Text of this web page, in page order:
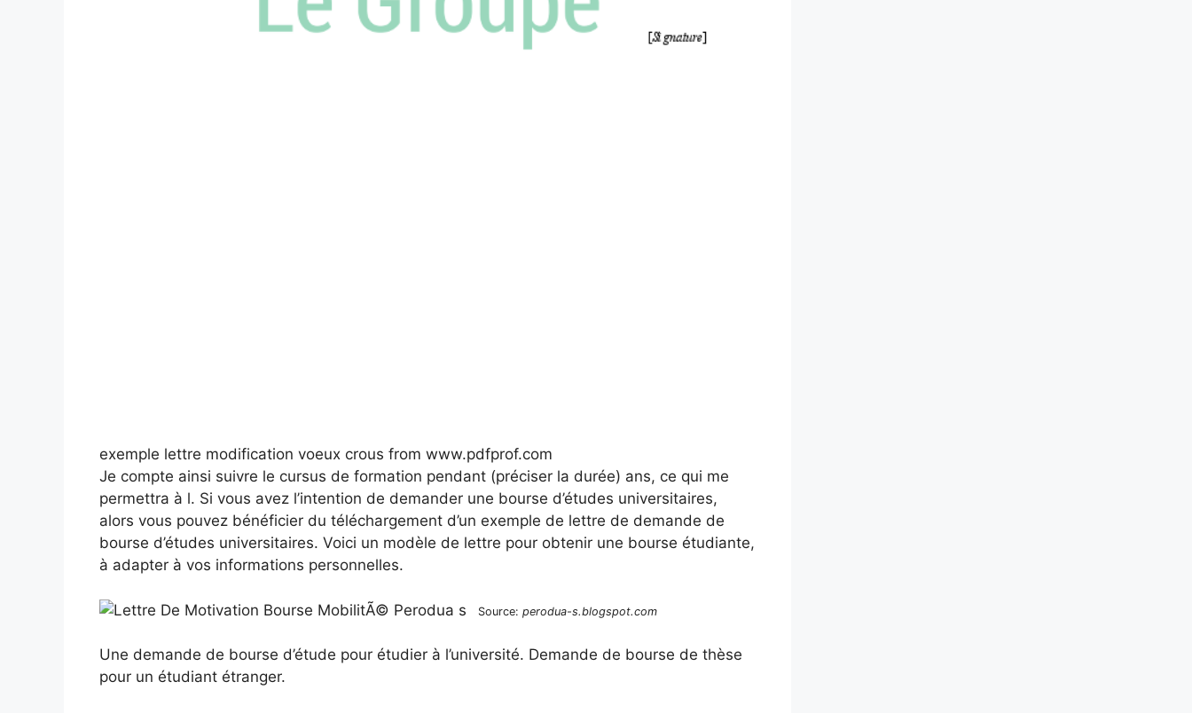
exemple lettre modification voeux crous from www.pdfprof.com
Je compte ainsi suivre le cursus de formation pendant (préciser la durée) ans, ce qui me
permettra à l. Si vous avez l’intention de demander une bourse d’études universitaires,
alors vous pouvez bénéficier du téléchargement d’un exemple de lettre de demande de
bourse d’études universitaires. Voici un modèle de lettre pour obtenir une bourse étudiante,
à adapter à vos informations personnelles.
Source: perodua-s.blogspot.com
Une demande de bourse d’étude pour étudier à l’université. Demande de bourse de thèse
pour un étudiant étranger.